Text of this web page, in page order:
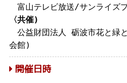
富山テレビ放送/サンライズ
〈共催)
公益財団法人 砺波市花と緑
会館)
開催日時